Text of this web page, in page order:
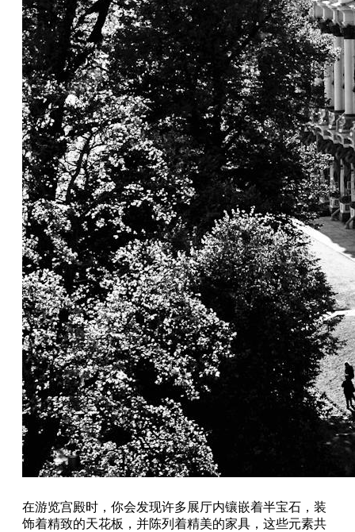
在游览宫殿时，你会发现许多展厅内镶嵌着半宝石，装
饰着精致的天花板，并陈列着精美的家具，这些元素共